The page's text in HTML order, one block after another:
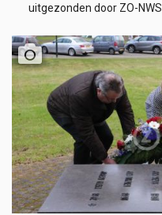
uitgezonden door ZO-NWS.